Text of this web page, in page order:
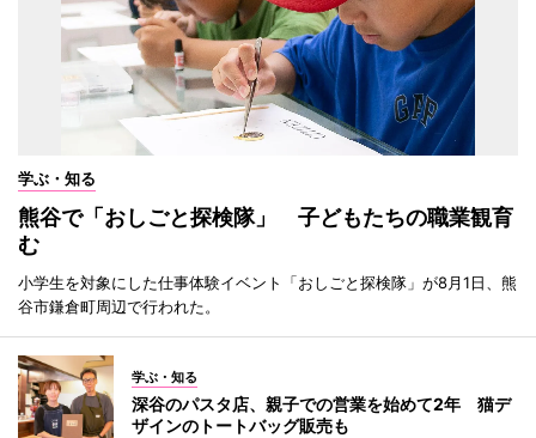
学ぶ・知る
熊谷で「おしごと探検隊」 子どもたちの職業観育
む
小学生を対象にした仕事体験イベント「おしごと探検隊」が8月1日、熊
谷市鎌倉町周辺で行われた。
学ぶ・知る
深谷のパスタ店、親子での営業を始めて2年 猫デ
ザインのトートバッグ販売も